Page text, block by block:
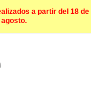
a partir del 18 de